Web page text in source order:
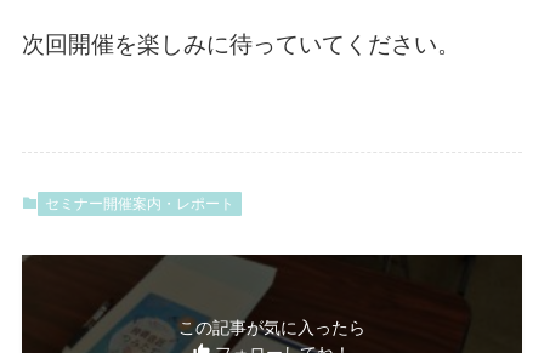
次回開催を楽しみに待っていてください。
セミナー開催案内・レポート
この記事が気に入ったら